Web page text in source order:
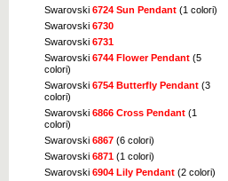
Swarovski 6724 Sun Pendant (1 colori)
Swarovski 6730
Swarovski 6731
Swarovski 6744 Flower Pendant (5
colori)
Swarovski 6754 Butterfly Pendant (3
colori)
Swarovski 6866 Cross Pendant (1
colori)
Swarovski 6867 (6 colori)
Swarovski 6871 (1 colori)
Swarovski 6904 Lily Pendant (2 colori)